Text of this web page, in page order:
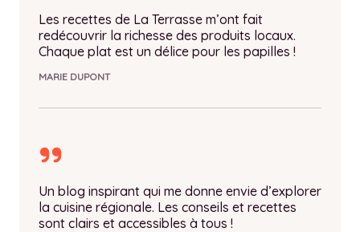
Les recettes de La Terrasse m’ont fait
redécouvrir la richesse des produits locaux.
Chaque plat est un délice pour les papilles !
MARIE DUPONT
Un blog inspirant qui me donne envie d’explorer
la cuisine régionale. Les conseils et recettes
sont clairs et accessibles à tous !